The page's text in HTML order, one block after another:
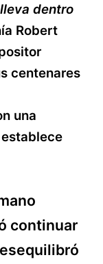
dentro
Robert
centenares
una
continuar